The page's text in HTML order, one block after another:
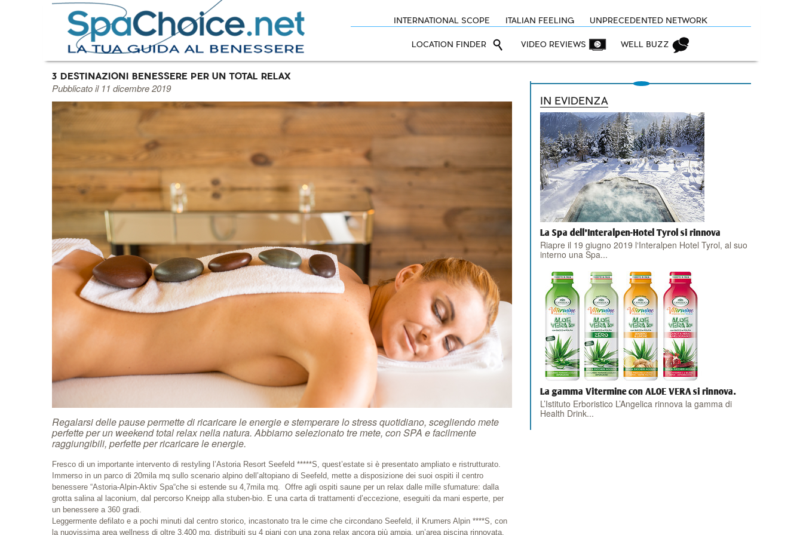
INTERNATIONAL SCOPE ITALIAN FEELING UNPRECEDENTED NETWORK
LOCATION FINDER VIDEO REVIEWS WELL BUZZ
3 DESTINAZIONI BENESSERE PER UN TOTAL RELAX
Pubblicato il 11 dicembre 2019
Regalarsi delle pause permette di ricaricare le energie e stemperare lo stress quotidiano, scegliendo mete
perfette per un weekend total relax nella natura. Abbiamo selezionato tre mete, con SPA e facilmente
raggiungibili, perfette per ricaricare le energie.
Fresco di un importante intervento di restyling l’Astoria Resort Seefeld *****S, quest’estate si è presentato ampliato e ristrutturato.
Immerso in un parco di 20mila mq sullo scenario alpino dell’altopiano di Seefeld, mette a disposizione dei suoi ospiti il centro
benessere “Astoria-Alpin-Aktiv Spa“che si estende su 4,7mila mq. Offre agli ospiti saune per un relax dalle mille sfumature: dalla
grotta salina al laconium, dal percorso Kneipp alla stuben-bio. E una carta di trattamenti d’eccezione, eseguiti da mani esperte, per
un benessere a 360 gradi.
Leggermente defilato e a pochi minuti dal centro storico, incastonato tra le cime che circondano Seefeld, il Krumers Alpin ****S, con
la nuovissima area wellness di oltre 3.400 mq. distribuiti su 4 piani con una zona relax ancora più ampia, un’area piscina rinnovata,
IN EVIDENZA
La Spa dell'Interalpen-Hotel Tyrol si rinnova
Riapre il 19 giugno 2019 l‘Interalpen Hotel Tyrol, al suo
interno una Spa...
La gamma Vitermine con ALOE VERA si rinnova.
L’Istituto Erboristico L’Angelica rinnova la gamma di
Health Drink...